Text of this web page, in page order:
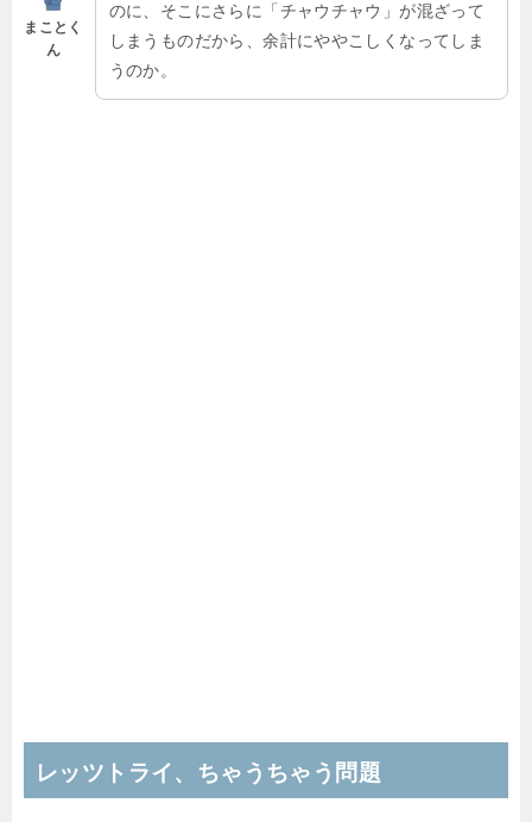
まことく
ん
のに、そこにさらに「チャウチャウ」が混ざって
しまうものだから、余計にややこしくなってしま
うのか。
レッツトライ、ちゃうちゃう問題